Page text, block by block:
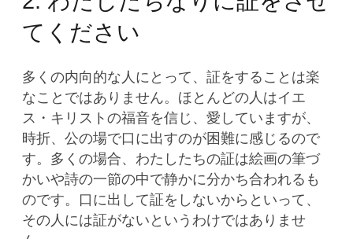
てください
多くの内向的な人にとって、証をすることは楽
なことではありません。ほとんどの人はイエ
ス・キリストの福音を信じ、愛していますが、
時折、公の場で口に出すのが困難に感じるので
す。多くの場合、わたしたちの証は絵画の筆づ
かいや詩の一節の中で静かに分かち合われるも
のです。口に出して証をしないからといって、
その人には証がないというわけではありませ